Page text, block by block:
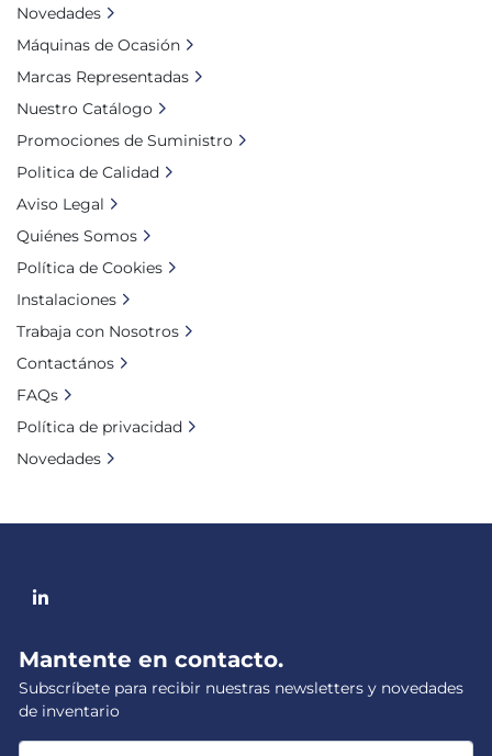
linkedin
Mantente en contacto.
Subscríbete para recibir nuestras newsletters y novedades
de inventario
Novedades
Máquinas de Ocasión
Marcas Representadas
Nuestro Catálogo
Promociones de Suministro
Politica de Calidad
Aviso Legal
Quiénes Somos
Política de Cookies
Instalaciones
Trabaja con Nosotros
Contactános
FAQs
Política de privacidad
Novedades